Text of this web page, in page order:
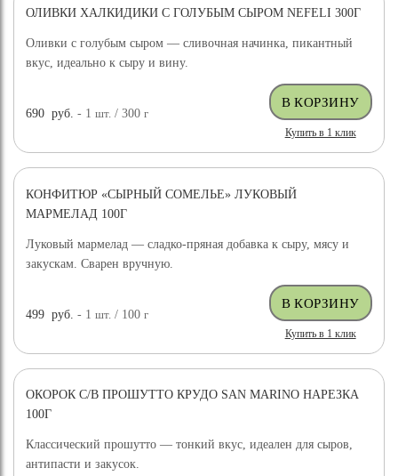
ОЛИВКИ ХАЛКИДИКИ С ГОЛУБЫМ СЫРОМ NEFELI 300Г
Оливки с голубым сыром — сливочная начинка, пикантный
вкус, идеально к сыру и вину.
690 руб. - 1шт. / 300г
Купить в 1 клик
КОНФИТЮР «СЫРНЫЙ СОМЕЛЬЕ» ЛУКОВЫЙ
МАРМЕЛАД 100Г
Луковый мармелад — сладко-пряная добавка к сыру, мясу и
закускам. Сварен вручную.
499 руб. - 1шт. / 100г
Купить в 1 клик
ОКОРОК С/В ПРОШУТТО КРУДО SAN MARINO НАРЕЗКА
100Г
Классический прошутто — тонкий вкус, идеален для сыров,
антипасти и закусок.